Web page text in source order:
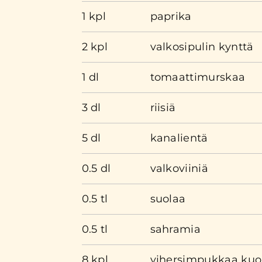
1 kpl paprika
2 kpl valkosipulin kynttä
1 dl tomaattimurskaa
3 dl riisiä
5 dl kanalientä
0.5 dl valkoviiniä
0.5 tl suolaa
0.5 tl sahramia